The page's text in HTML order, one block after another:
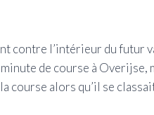
contre l’intérieur du futur
de course à Overijse,
course alors qu’il se